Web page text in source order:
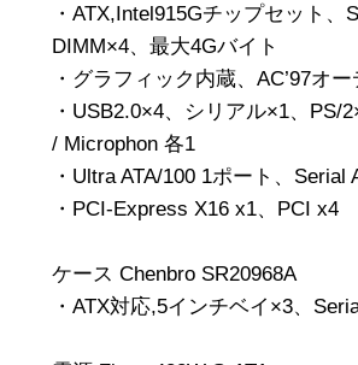
・ATX,Intel915Gチップセット
DIMM×4、最大4Gバイト
・グラフィック内蔵、AC’97オ
・USB2.0×4、シリアル×1、PS/
/ Microphon 各1
・Ultra ATA/100 1ポート、Serial
・PCI-Express X16 x1、PCI x4
ケース Chenbro SR20968A
・ATX対応,5インチベイ×3、